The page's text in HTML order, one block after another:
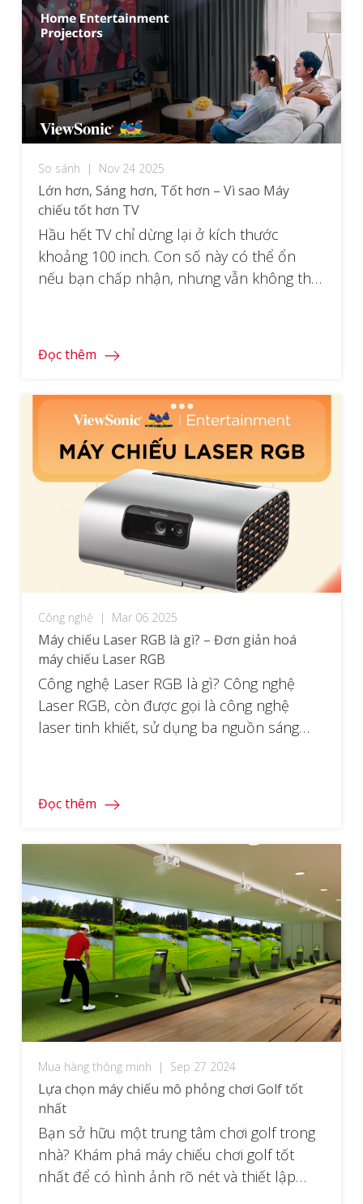
So sánh | Nov 24 2025
Lớn hơn, Sáng hơn, Tốt hơn – Vì sao Máy
chiếu tốt hơn TV
Hầu hết TV chỉ dừng lại ở kích thước
khoảng 100 inch. Con số này có thể ổn
nếu bạn chấp nhận, nhưng vẫn không thể
trận đấu […]
Đọc thêm
Công nghệ | Mar 06 2025
Máy chiếu Laser RGB là gì? – Đơn giản hoá
máy chiếu Laser RGB
Công nghệ Laser RGB là gì? Công nghệ
Laser RGB, còn được gọi là công nghệ
laser tinh khiết, sử dụng ba nguồn sáng
công nghệ […]
Đọc thêm
Mua hàng thông minh | Sep 27 2024
Lựa chọn máy chiếu mô phỏng chơi Golf tốt
nhất
Bạn sở hữu một trung tâm chơi golf trong
nhà? Khám phá máy chiếu chơi golf tốt
nhất để có hình ảnh rõ nét và thiết lập